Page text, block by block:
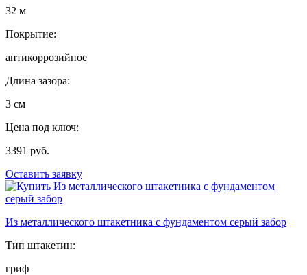
32 м
Покрытие:
антикоррозийное
Длина зазора:
3 см
Цена под ключ:
3391 руб.
Оставить заявку
Из металлического штакетника с фундаментом серый забор
Тип штакетин:
гриф